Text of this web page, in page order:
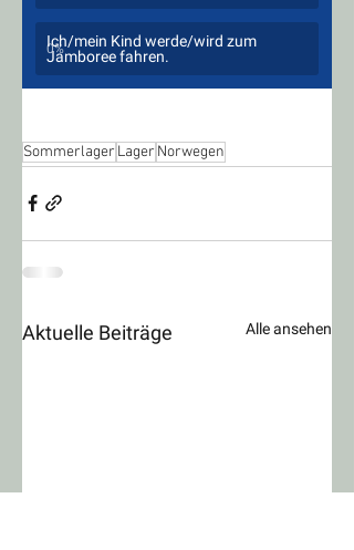
0%
Ich/mein Kind werde/wird zum
Jamboree fahren.
Sommerlager Lager Norwegen
Aktuelle Beiträge Alle ansehen